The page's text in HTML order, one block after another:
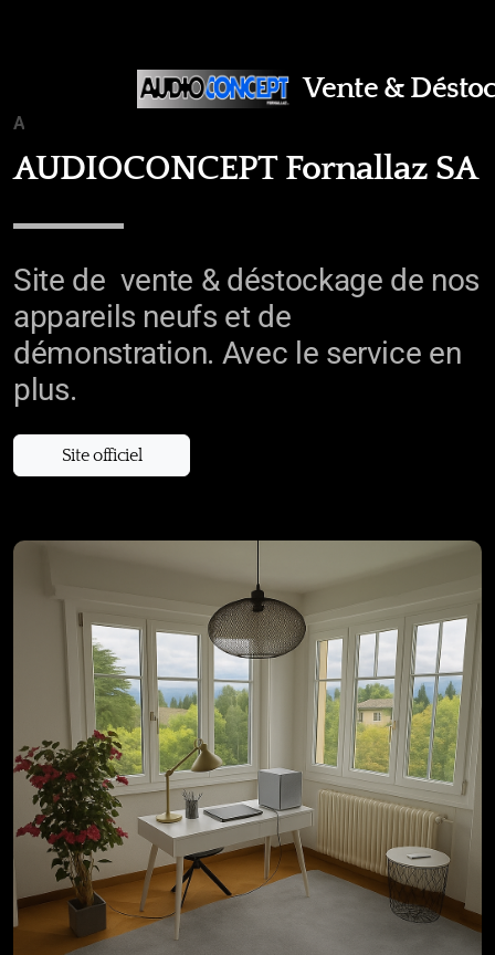
Vente &
ACCUEIL
AUDIOCONCEPT Fornallaz SA
Site de vente & déstockage de nos
appareils neufs et de
démonstration. Avec le service en
plus.
Site officiel